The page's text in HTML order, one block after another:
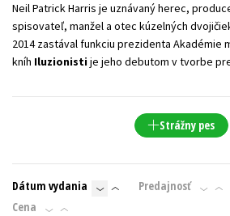
Neil Patrick Harris je uznávaný herec,
spisovateľ, manžel a otec kúzelných
2014 zastával funkciu prezidenta Akadémie
kníh Iluzionistije jeho debutom v tvorbe
Strážny pes
Dátum vydania Predajnosť
Cena